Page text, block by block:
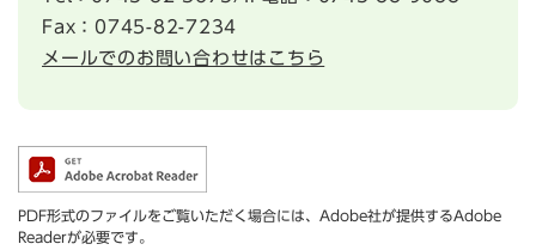
Fax：0745-82-7234
メールでのお問い合わせはこちら
PDF形式のファイルをご覧いただく場合には、Adobe社が提供するAdobe
Readerが必要です。